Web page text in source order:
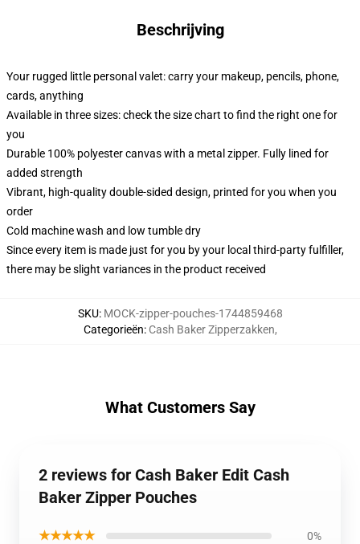
Beschrijving
Your rugged little personal valet: carry your makeup, pencils, phone,
cards, anything
Available in three sizes: check the size chart to find the right one for
you
Durable 100% polyester canvas with a metal zipper. Fully lined for
added strength
Vibrant, high-quality double-sided design, printed for you when you
order
Cold machine wash and low tumble dry
Since every item is made just for you by your local third-party fulfiller,
there may be slight variances in the product received
SKU: MOCK-zipper-pouches-1744859468
Categorieën: Cash Baker Zipperzakken,
What Customers Say
2 reviews for Cash Baker Edit Cash
Baker Zipper Pouches
★★★★★ 0%